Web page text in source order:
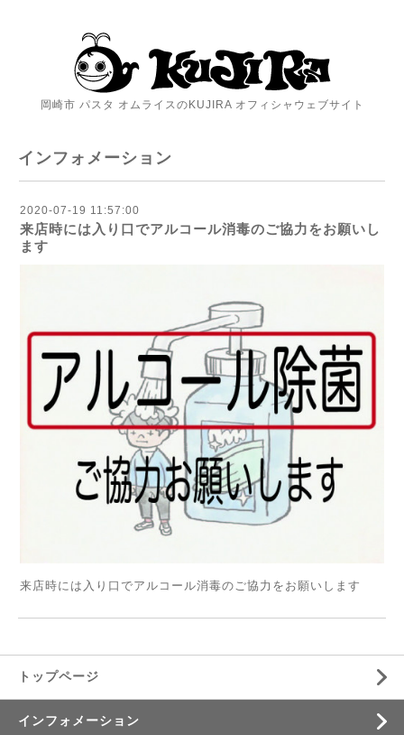
岡崎市 パスタ オムライスのKUJIRA オフィシャウェブサイト
インフォメーション
2020-07-19 11:57:00
来店時には入り口でアルコール消毒のご協力をお願いし
ます
来店時には入り口でアルコール消毒のご協力をお願いします
トップページ
インフォメーション